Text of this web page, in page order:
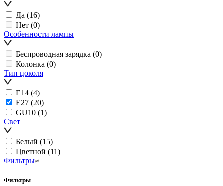
Да (16)
Нет (0)
Особенности лампы
Беспроводная зарядка (0)
Колонка (0)
Тип цоколя
E14 (4)
E27 (20)
GU10 (1)
Свет
Белый (15)
Цветной (11)
Фильтры
Фильтры